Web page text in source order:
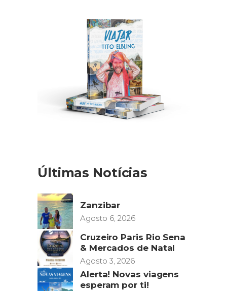
Últimas Notícias
Zanzibar
Agosto 6, 2026
Cruzeiro Paris Rio Sena
& Mercados de Natal
Agosto 3, 2026
Alerta! Novas viagens
esperam por ti!